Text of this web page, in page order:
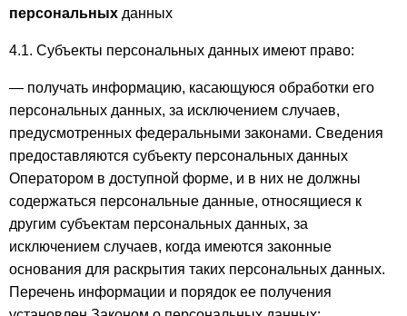
персональных данных
4.1. Субъекты персональных данных имеют право:
— получать информацию, касающуюся обработки его
персональных данных, за исключением случаев,
предусмотренных федеральными законами. Сведения
предоставляются субъекту персональных данных
Оператором в доступной форме, и в них не должны
содержаться персональные данные, относящиеся к
другим субъектам персональных данных, за
исключением случаев, когда имеются законные
основания для раскрытия таких персональных данных.
Перечень информации и порядок ее получения